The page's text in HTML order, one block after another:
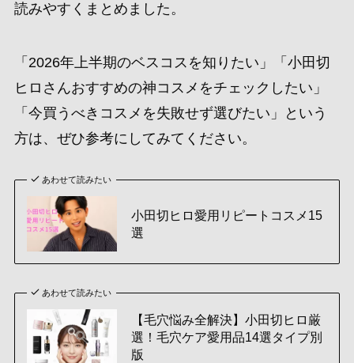
読みやすくまとめました。
「2026年上半期のベスコスを知りたい」「小田切
ヒロさんおすすめの神コスメをチェックしたい」
「今買うべきコスメを失敗せず選びたい」という
方は、ぜひ参考にしてみてください。
あわせて読みたい
小田切ヒロ愛用リピートコスメ15
選
あわせて読みたい
【毛穴悩み全解決】小田切ヒロ厳
選！毛穴ケア愛用品14選タイプ別
版